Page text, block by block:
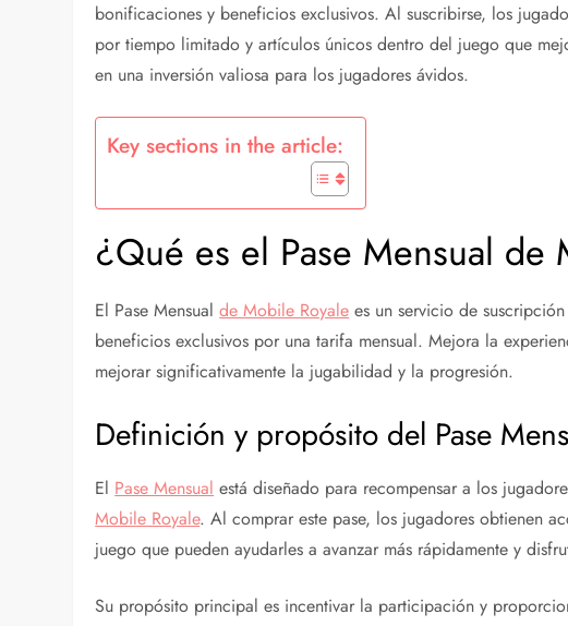
bonificaciones y beneficios exclusivos. Al suscribirse, los
por tiempo limitado y artículos únicos dentro del juego que
en una inversión valiosa para los jugadores ávidos.
Key sections in the article:
¿Qué es el Pase Mensual de
El Pase Mensualde Mobile Royale es un servicio de
beneficios exclusivos por una tarifa mensual. Mejora la
mejorar significativamente la jugabilidad y la progresión.
Definición y propósito del Pase
El Pase Mensual está diseñado para recompensar a los
Mobile Royale. Al comprar este pase, los jugadores obtienen
juego que pueden ayudarles a avanzar más rápidamente y
Su propósito principal es incentivar la participación y